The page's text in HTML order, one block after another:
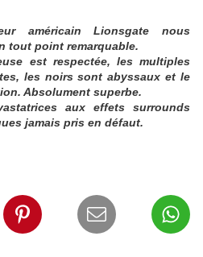
américain Lionsgate nous
tout point remarquable.
est respectée, les multiples
les noirs sont abyssaux et le
Absolument superbe.
aux effets surrounds
jamais pris en défaut.